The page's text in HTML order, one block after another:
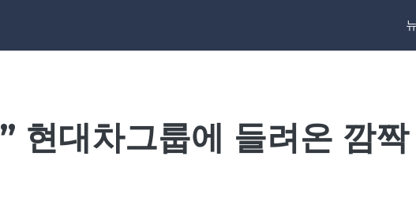
현대차그룹에 들려온 깜